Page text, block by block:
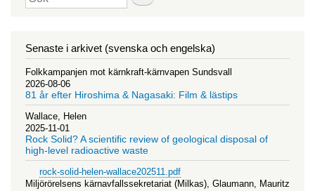
Senaste i arkivet (svenska och engelska)
Folkkampanjen mot kärnkraft-kärnvapen Sundsvall
2026-08-06
81 år efter Hiroshima & Nagasaki: Film & lästips
Wallace, Helen
2025-11-01
Rock Solid? A scientific review of geological disposal of
high-level radioactive waste
rock-solid-helen-wallace202511.pdf
Miljörörelsens kärnavfallssekretariat (Milkas), Glaumann, Mauritz